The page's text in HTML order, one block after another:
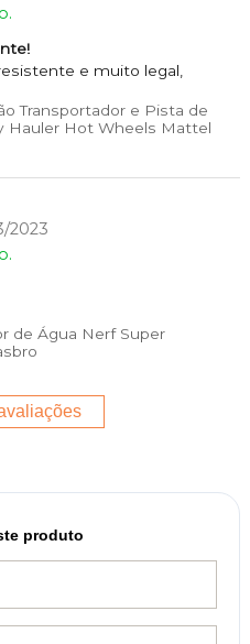
e muito legal,
Transportador e Pista de
Hauler Hot Wheels Mattel
2023
de Água Nerf Super
produto